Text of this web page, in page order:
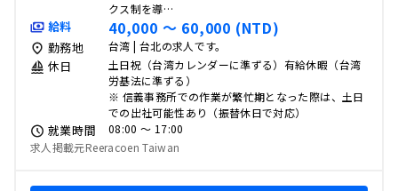
クス制を導…
給料 40,000 〜 60,000 (NTD)
勤務地 台湾 | 台北の求人です。
休日
土日祝（台湾カレンダーに準ずる）有給休暇（台湾
労基法に準ずる）
※ 信義事務所での作業が繁忙期となった際は、土日
での出社可能性あり（振替休日で対応）
就業時間
08:00 〜 17:00
求人掲載元Reeracoen Taiwan